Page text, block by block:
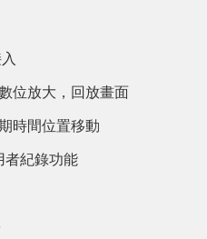
位放大，回放畫面
時間位置移動
者紀錄功能